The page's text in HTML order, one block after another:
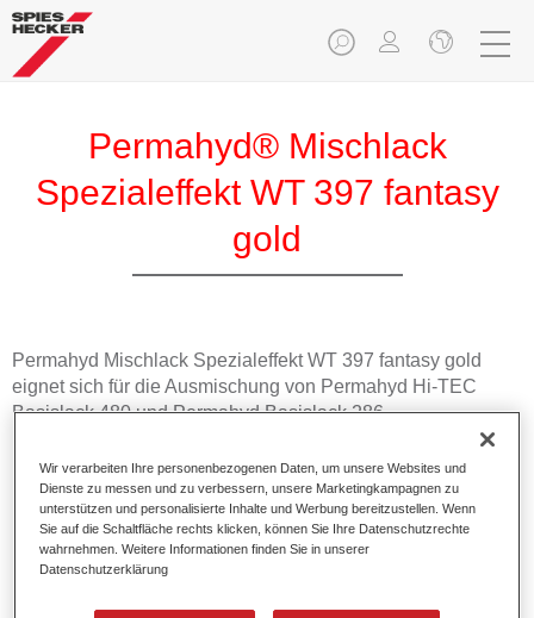
Permahyd® Mischlack
Spezialeffekt WT 397 fantasy
gold
Permahyd Mischlack Spezialeffekt WT 397 fantasy gold
eignet sich für die Ausmischung von Permahyd Hi-TEC
Basislack 480 und Permahyd Basislack 286.
Produktmerkmale
Einfach und schnell zu verarbeiten.
Bietet eine hohe Farbtongenauigkeit und gleichmäßige
Effektausrichtung.
Fördert kurze Prozesszeiten.
Wir verarbeiten Ihre personenbezogenen Daten, um unsere Websites und
Dienste zu messen und zu verbessern, unsere Marketingkampagnen zu
unterstützen und personalisierte Inhalte und Werbung bereitzustellen. Wenn
Sie auf die Schaltfläche rechts klicken, können Sie Ihre Datenschutzrechte
wahrnehmen. Weitere Informationen finden Sie in unserer
Datenschutzerklärung